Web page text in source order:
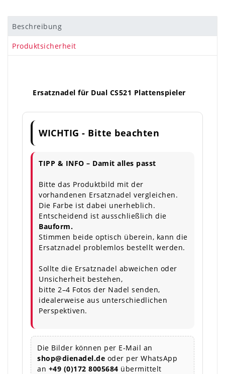
Beschreibung
Produktsicherheit
Ersatznadel für Dual CS521 Plattenspieler
WICHTIG - Bitte beachten
TIPP & INFO – Damit alles passt
Bitte das Produktbild mit der
vorhandenen Ersatznadel vergleichen.
Die Farbe ist dabei unerheblich.
Entscheidend ist ausschließlich die
Bauform.
Stimmen beide optisch überein, kann die
Ersatznadel problemlos bestellt werden.
Sollte die Ersatznadel abweichen oder
Unsicherheit bestehen,
bitte 2–4 Fotos der Nadel senden,
idealerweise aus unterschiedlichen
Perspektiven.
Die Bilder können per E-Mail an
shop@dienadel.de oder per WhatsApp
an +49 (0)172 8005684 übermittelt